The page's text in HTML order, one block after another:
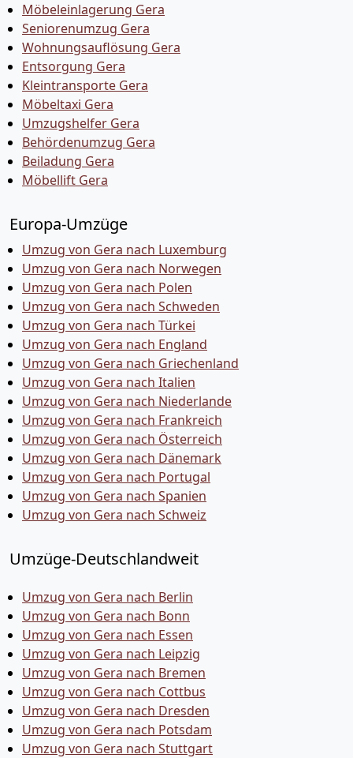
Möbeleinlagerung Gera
Seniorenumzug Gera
Wohnungsauflösung Gera
Entsorgung Gera
Kleintransporte Gera
Möbeltaxi Gera
Umzugshelfer Gera
Behördenumzug Gera
Beiladung Gera
Möbellift Gera
Europa-Umzüge
Umzug von Gera nach Luxemburg
Umzug von Gera nach Norwegen
Umzug von Gera nach Polen
Umzug von Gera nach Schweden
Umzug von Gera nach Türkei
Umzug von Gera nach England
Umzug von Gera nach Griechenland
Umzug von Gera nach Italien
Umzug von Gera nach Niederlande
Umzug von Gera nach Frankreich
Umzug von Gera nach Österreich
Umzug von Gera nach Dänemark
Umzug von Gera nach Portugal
Umzug von Gera nach Spanien
Umzug von Gera nach Schweiz
Umzüge-Deutschlandweit
Umzug von Gera nach Berlin
Umzug von Gera nach Bonn
Umzug von Gera nach Essen
Umzug von Gera nach Leipzig
Umzug von Gera nach Bremen
Umzug von Gera nach Cottbus
Umzug von Gera nach Dresden
Umzug von Gera nach Potsdam
Umzug von Gera nach Stuttgart